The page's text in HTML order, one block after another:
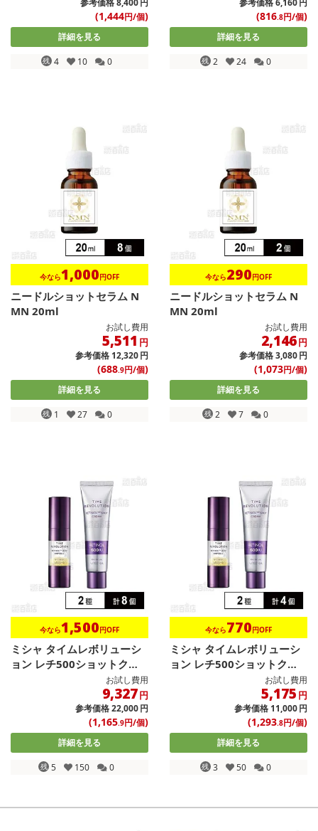
参考価格8,400 円
(1,444円/個)
詳細を見る
残 4 10 0
参考価格6,160 円
(816.8円/個)
詳細を見る
残 2 24 0
今なら1,000円OFF
ニードルショットセラム N
MN 20ml
お試し費用
5,511 円
参考価格12,320円
(688.9円/個)
詳細を見る
残 1 27 0
今なら290円OFF
ニードルショットセラム N
MN 20ml
お試し費用
2,146円
参考価格3,080円
(1,073円/個)
詳細を見る
残 2 7 0
今なら1,500円OFF
ミシャ タイムレボリューシ
ョン レチ500ショットクリ
お試し費用
9,327円
参考価格22,000円
(1,165.9円/個)
詳細を見る
残 5 150 0
今なら770円OFF
ミシャ タイムレボリューシ
ョン レチ500ショットクリ
お試し費用
5,175 円
参考価格11,000円
(1,293.8円/個)
詳細を見る
残 3 50 0